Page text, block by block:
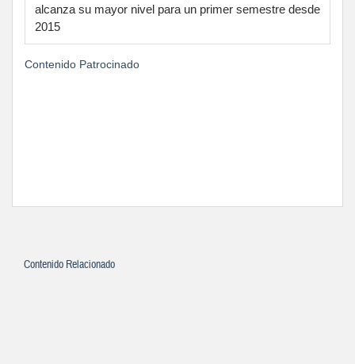
alcanza su mayor nivel para un primer semestre desde
2015
Contenido Patrocinado
Contenido Relacionado